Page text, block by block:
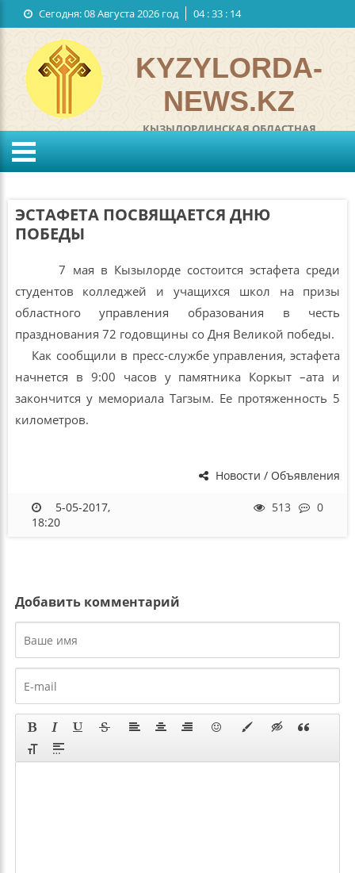
Сегодня:08 Августа 2026 год 04 :33 : 15
Государственные символы
KYZYLORDA-
NEWS.KZ
КЫЗЫЛОРДИНСКАЯ ОБЛАСТНАЯ
Давление: мм
ЭСТАФЕТА ПОСВЯЩАЕТСЯ ДНЮ
ПОБЕДЫ
7 мая в Кызылорде состоится эстафета среди
студентов колледжей и учащихся школ на призы
областного управления образования в честь
празднования 72 годовщины со Дня Великой победы.
Как сообщили в пресс-службе управления, эстафета
начнется в 9:00 часов у памятника Коркыт –ата и
закончится у мемориала Тагзым. Ее протяженность 5
километров.
Новости / Объявления
513 0
5-05-2017,
18:20
Добавить комментарий